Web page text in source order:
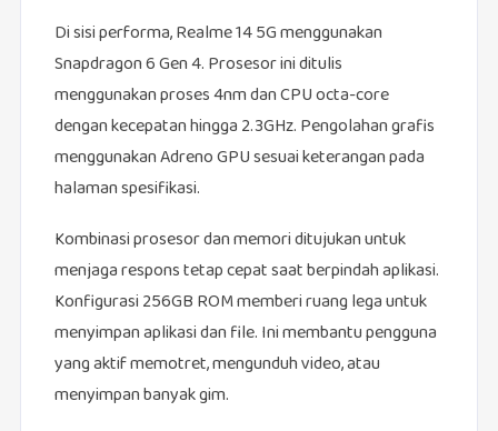
Di sisi performa, Realme 14 5G menggunakan
Snapdragon 6 Gen 4. Prosesor ini ditulis
menggunakan proses 4nm dan CPU octa-core
dengan kecepatan hingga 2.3GHz. Pengolahan grafis
menggunakan Adreno GPU sesuai keterangan pada
halaman spesifikasi.
Kombinasi prosesor dan memori ditujukan untuk
menjaga respons tetap cepat saat berpindah aplikasi.
Konfigurasi 256GB ROM memberi ruang lega untuk
menyimpan aplikasi dan file. Ini membantu pengguna
yang aktif memotret, mengunduh video, atau
menyimpan banyak gim.